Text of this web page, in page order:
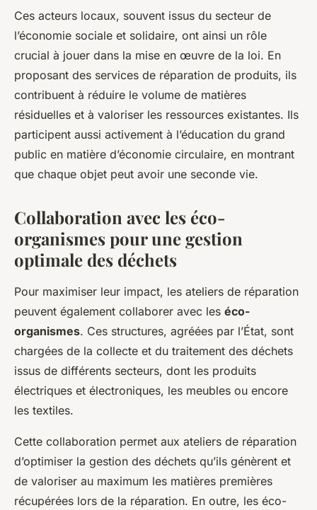
Ces acteurs locaux, souvent issus du secteur de
l’économie sociale et solidaire, ont ainsi un rôle
crucial à jouer dans la mise en œuvre de la loi. En
proposant des services de réparation de produits, ils
contribuent à réduire le volume de matières
résiduelles et à valoriser les ressources existantes. Ils
participent aussi activement à l’éducation du grand
public en matière d’économie circulaire, en montrant
que chaque objet peut avoir une seconde vie.
Collaboration avec les éco-
organismes pour une gestion
optimale des déchets
Pour maximiser leur impact, les ateliers de réparation
peuvent également collaborer avec les éco-
organismes. Ces structures, agréées par l’État, sont
chargées de la collecte et du traitement des déchets
issus de différents secteurs, dont les produits
électriques et électroniques, les meubles ou encore
les textiles.
Cette collaboration permet aux ateliers de réparation
d’optimiser la gestion des déchets qu’ils génèrent et
de valoriser au maximum les matières premières
récupérées lors de la réparation. En outre, les éco-